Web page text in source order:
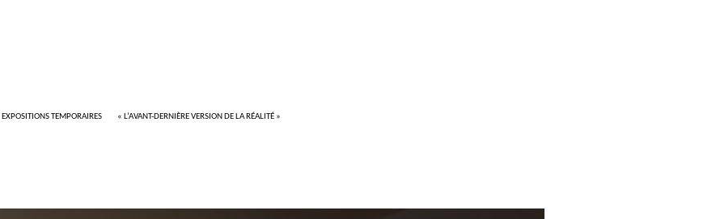
EXPOSITIONS TEMPORAIRES « L’AVANT-DERNIÈRE VERSION DE LA RÉALITÉ »